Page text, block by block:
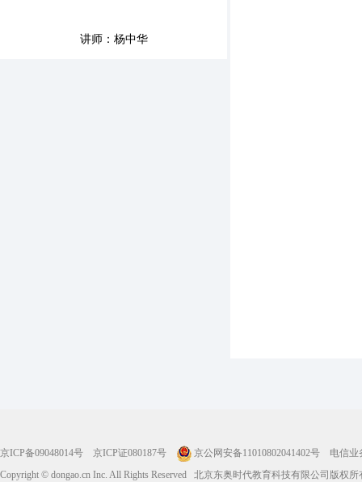
讲师：杨中华
京ICP备09048014号 京ICP证080187号 京公网安备11010802041402号
电信业
Copyright © dongao.cn Inc. All Rights Reserved 北京东奥时代教育科技有限公司版权所